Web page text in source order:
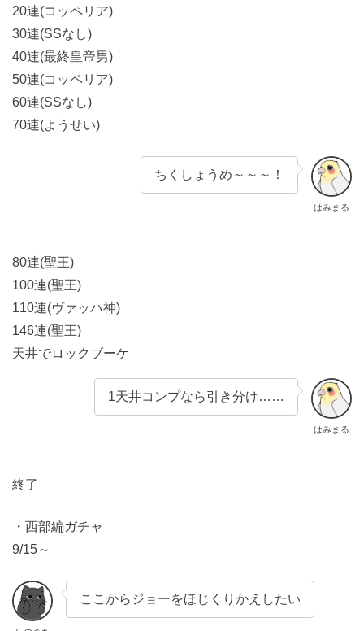
20連(コッペリア)
30連(SSなし)
40連(最終皇帝男)
50連(コッペリア)
60連(SSなし)
70連(ようせい)
はみまる
ちくしょうめ～～～！
80連(聖王)
100連(聖王)
110連(ヴァッハ神)
146連(聖王)
天井でロックブーケ
はみまる
1天井コンプなら引き分け……
終了
・西部編ガチャ
9/15～
ここからジョーをほじくりかえしたい